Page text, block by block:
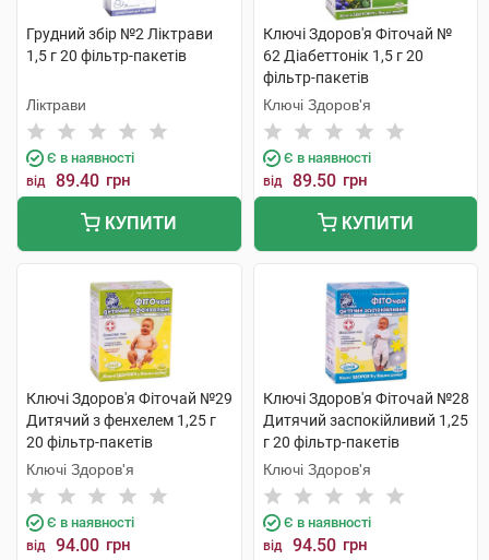
Грудний збір №2 Ліктрави
1,5 г 20 фільтр-пакетів
Ліктрави
Є в наявності
від 89.40 грн
КУПИТИ
Ключі Здоров'я Фіточай №
62 Діабеттонік 1,5 г 20
фільтр-пакетів
Ключі Здоров'я
Є в наявності
від 89.50 грн
КУПИТИ
Ключі Здоров'я Фіточай №29
Дитячий з фенхелем 1,25 г
20 фільтр-пакетів
Ключі Здоров'я
Є в наявності
від 94.00 грн
Ключі Здоров'я Фіточай №28
Дитячий заспокійливий 1,25
г 20 фільтр-пакетів
Ключі Здоров'я
Є в наявності
від 94.50 грн